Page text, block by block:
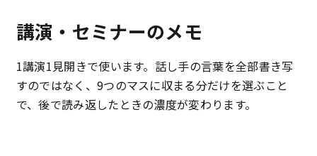
講演・セミナーのメモ
1講演1見開きで使います。話し手の言葉を全部書き写
すのではなく、9つのマスに収まる分だけを選ぶこと
で、後で読み返したときの濃度が変わります。